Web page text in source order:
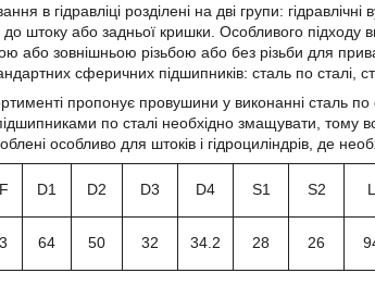
в гідравліці розділені на дві групи:
до штоку або задньої кришки. Особливого
або зовнішньою різьбою або без різьби для
сферичних підшипників: сталь по сталі,
пропонує провушини у виконанні сталь
по сталі необхідно змащувати, тому
особливо для штоків і гідроциліндрів, де
D1 D2 D3 D4 S1 S2 L
64 50 32 34.2 28 26